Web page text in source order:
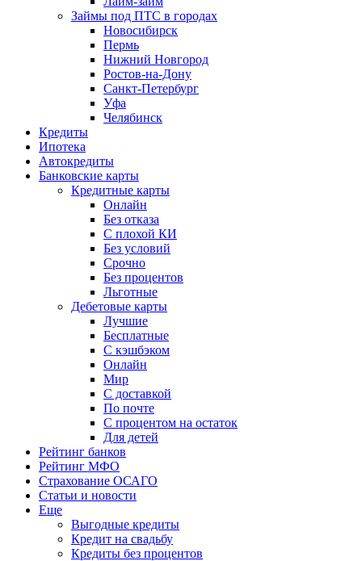
Займы под ПТС в городах
Новосибирск
Пермь
Нижний Новгород
Ростов-на-Дону
Санкт-Петербург
Уфа
Челябинск
Кредиты
Ипотека
Автокредиты
Банковские карты
Кредитные карты
Онлайн
Без отказа
С плохой КИ
Без условий
Срочно
Без процентов
Льготные
Дебетовые карты
Лучшие
Бесплатные
С кэшбэком
Онлайн
Мир
С доставкой
По почте
С процентом на остаток
Для детей
Рейтинг банков
Рейтинг МФО
Страхование ОСАГО
Статьи и новости
Еще
Выгодные кредиты
Кредит на свадьбу
Кредиты без процентов